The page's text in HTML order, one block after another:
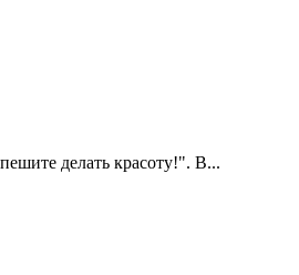
делать красоту!". В...